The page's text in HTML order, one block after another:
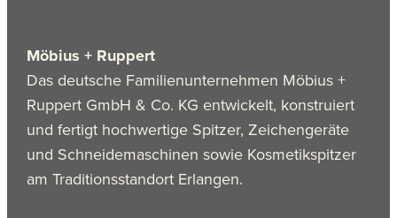
Möbius + Ruppert
Das deutsche Familienunternehmen Möbius +
Ruppert GmbH & Co. KG entwickelt, konstruiert
und fertigt hochwertige Spitzer, Zeichengeräte
und Schneidemaschinen sowie Kosmetikspitzer
am Traditionsstandort Erlangen.